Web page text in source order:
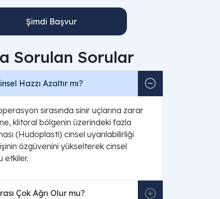
Şimdi Başvur
Sorulan Sorular
Hazzı Azaltır mı?
sırasında sinir uçlarına zarar
klitoral bölgenin üzerindeki fazla
(Hudoplasti) cinsel uyarılabilirliği
özgüvenini yükselterek cinsel
etkiler.
Çok Ağrı Olur mu?